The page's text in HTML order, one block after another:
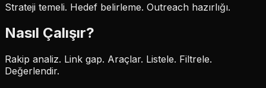
Strateji temeli. Hedef belirleme. Outreach hazırlığı.
Nasıl Çalışır?
Rakip analiz. Link gap. Araçlar. Listele. Filtrele.
Değerlendir.